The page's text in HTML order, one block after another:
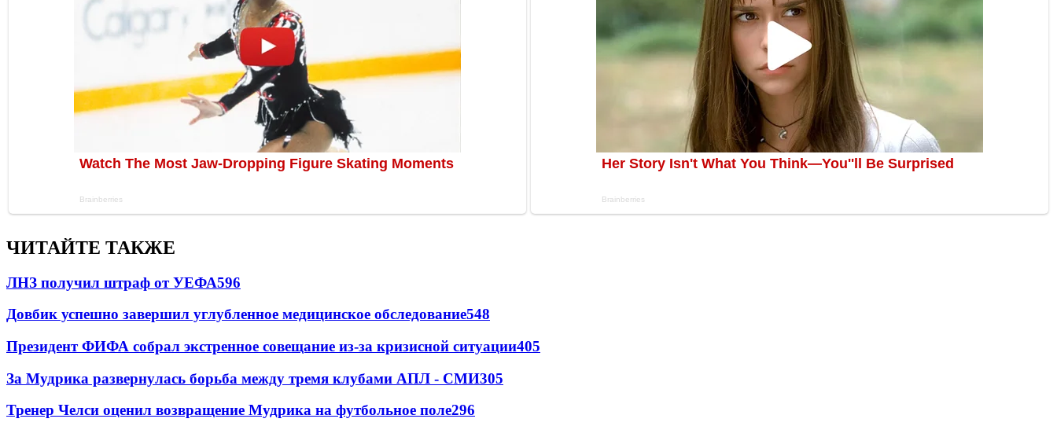
ЧИТАЙТЕ ТАКЖЕ
ЛНЗ получил штраф от УЕФА596
Довбик успешно завершил углубленное медицинское обследование548
Президент ФИФА собрал экстренное совещание из-за кризисной ситуации405
За Мудрика развернулась борьба между тремя клубами АПЛ - СМИ305
Тренер Челси оценил возвращение Мудрика на футбольное поле296